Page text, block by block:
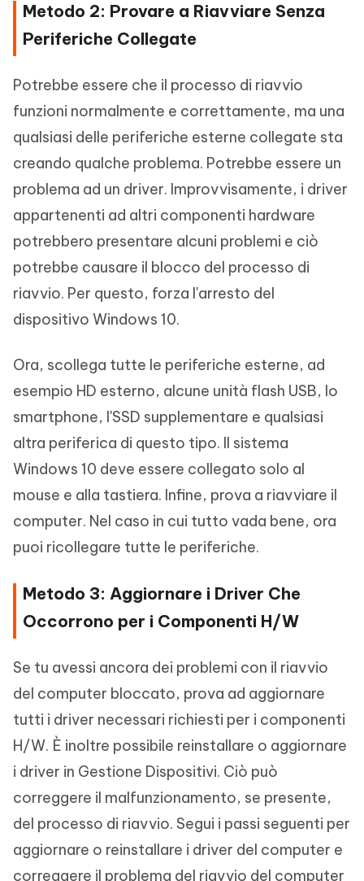
Metodo 2: Provare a Riavviare Senza
Periferiche Collegate
Potrebbe essere che il processo di riavvio
funzioni normalmente e correttamente, ma una
qualsiasi delle periferiche esterne collegate sta
creando qualche problema. Potrebbe essere un
problema ad un driver. Improvvisamente, i driver
appartenenti ad altri componenti hardware
potrebbero presentare alcuni problemi e ciò
potrebbe causare il blocco del processo di
riavvio. Per questo, forza l'arresto del
dispositivo Windows 10.
Ora, scollega tutte le periferiche esterne, ad
esempio HD esterno, alcune unità flash USB, lo
smartphone, l'SSD supplementare e qualsiasi
altra periferica di questo tipo. Il sistema
Windows 10 deve essere collegato solo al
mouse e alla tastiera. Infine, prova a riavviare il
computer. Nel caso in cui tutto vada bene, ora
puoi ricollegare tutte le periferiche.
Metodo 3: Aggiornare i Driver Che
Occorrono per i Componenti H/W
Se tu avessi ancora dei problemi con il riavvio
del computer bloccato, prova ad aggiornare
tutti i driver necessari richiesti per i componenti
H/W. È inoltre possibile reinstallare o aggiornare
i driver in Gestione Dispositivi. Ciò può
correggere il malfunzionamento, se presente,
del processo di riavvio. Segui i passi seguenti per
aggiornare o reinstallare i driver del computer e
correggere il problema del riavvio del computer